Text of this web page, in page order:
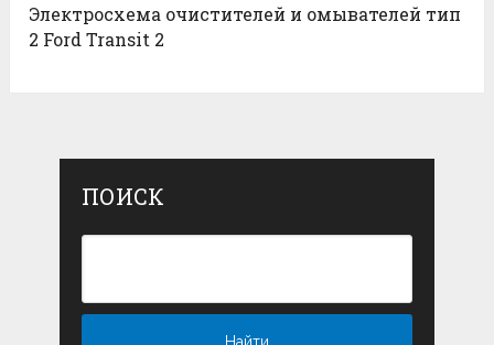
Электросхема очистителей и омывателей тип
2 Ford Transit 2
ПОИСК